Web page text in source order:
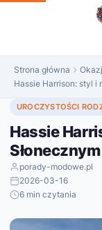
do
Strona główna
Hassie Harrison: styl i
UROCZYSTOŚCI
Hassie
porady-modowe.pl
2026-03-16
6 min czytania